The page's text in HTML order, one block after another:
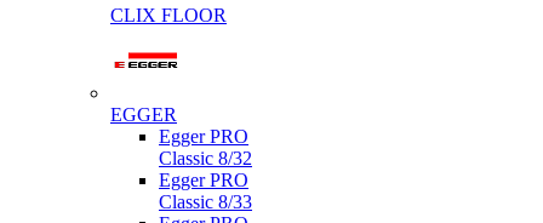
CLIX FLOOR
EGGER
Egger PRO
Classic 8/32
Egger PRO
Classic 8/33